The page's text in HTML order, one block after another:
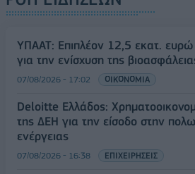
ΥΠΑΑΤ: Επιπλέον 12,5 εκατ. ευρώ
για την ενίσχυση της
07/08/2026 - 17:02 ΟΙΚΟΝΟΜΙΑ
Deloitte Ελλάδος:
της ΔΕΗ για την είσοδο στην
ενέργειας
07/08/2026 - 16:38 ΕΠΙΧΕΙΡΗΣΕΙΣ